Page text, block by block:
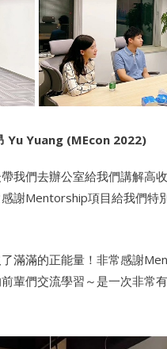
Yu Yuang (MEcon 2022)
我們去辦公室給我們講解高
謝Mentorship項目給我們
滿滿的正能量！非常感謝
輩們交流學習～是一次非常